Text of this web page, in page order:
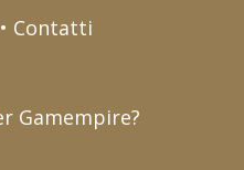
Contatti
Gamempire?